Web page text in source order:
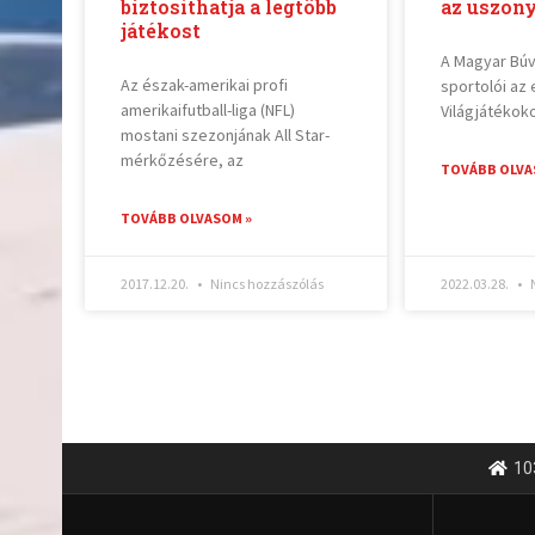
biztosíthatja a legtöbb
játékost
Az észak-amerikai profi
amerikaifutball-liga (NFL)
mostani szezonjának All Star-
mérkőzésére, az
TOVÁBB OLVASOM »
2017.12.20. Nincs hozzászólás
az
A Magyar
sportolói az
TOVÁBB
2022.03.28.